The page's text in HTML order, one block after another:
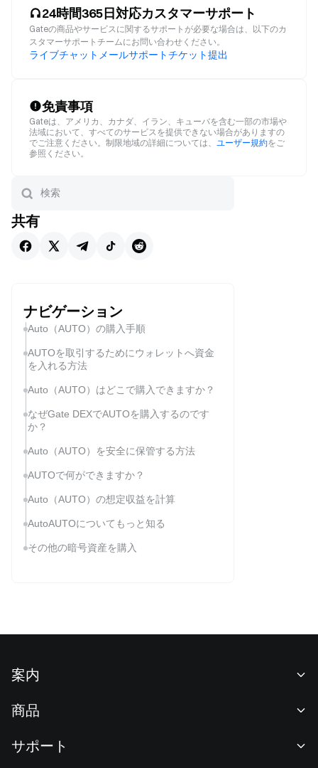
24時間365日対応カスタマーサポート
Gateの商品やサービスに関するサポートが必要な場合は、以下のカ
スタマーサポートチームにお問い合わせください。
ライブチャット メールサポートチケット提出
免責事項
Gateは、アメリカ、カナダ、イラン、キューバを含む一部の市場や
法域において、すべてのサービスを提供できない場合がありますの
でご注意ください。制限地域の詳細については、
ユーザー規約をご
参照ください。
共有
ナビゲーション
Auto（AUTO）の購入手順
AUTOを取引するためにウォレットへ資金
を入れる方法
Auto（AUTO）はどこで購入できますか？
なぜGate DEXでAUTOを購入するのです
か？
Auto（AUTO）を安全に保管する方法
AUTOで何ができますか？
Auto（AUTO）の想定収益を計算
AutoAUTOについてもっと知る
その他の暗号資産を購入
案内
ニュースルーム
商品
サポート